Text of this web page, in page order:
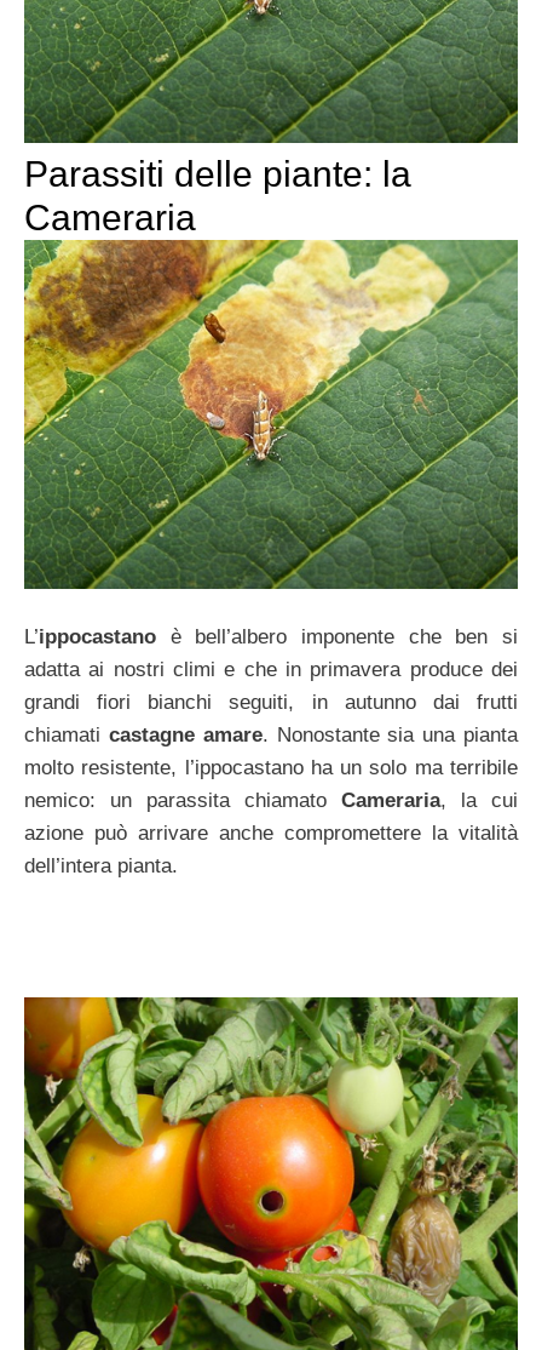
Parassiti delle piante: la
Cameraria
L’ippocastano è bell’albero imponente che ben si
adatta ai nostri climi e che in primavera produce dei
grandi fiori bianchi seguiti, in autunno dai frutti
chiamati castagne amare. Nonostante sia una pianta
molto resistente, l’ippocastano ha un solo ma terribile
nemico: un parassita chiamato Cameraria, la cui
azione può arrivare anche compromettere la vitalità
dell’intera pianta.